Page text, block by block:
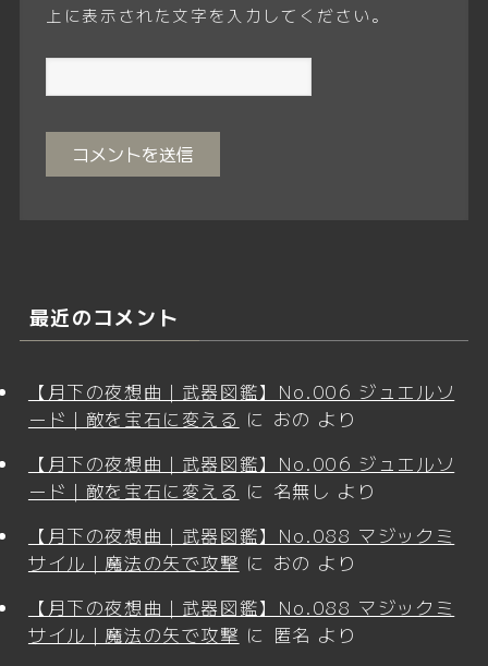
上に表示された文字を入力してください。
最近のコメント
【月下の夜想曲｜武器図鑑】No.006 ジュエルソ
ード｜敵を宝石に変える に おの より
【月下の夜想曲｜武器図鑑】No.006 ジュエルソ
ード｜敵を宝石に変える に 名無し より
【月下の夜想曲｜武器図鑑】No.088 マジックミ
サイル｜魔法の矢で攻撃 に おの より
【月下の夜想曲｜武器図鑑】No.088 マジックミ
サイル｜魔法の矢で攻撃 に 匿名 より